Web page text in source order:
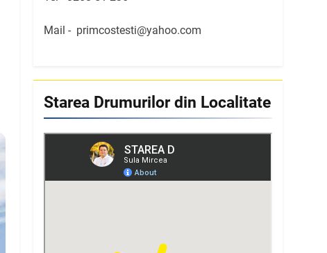
Mail - primcostesti@yahoo.com
Starea Drumurilor din Localitate